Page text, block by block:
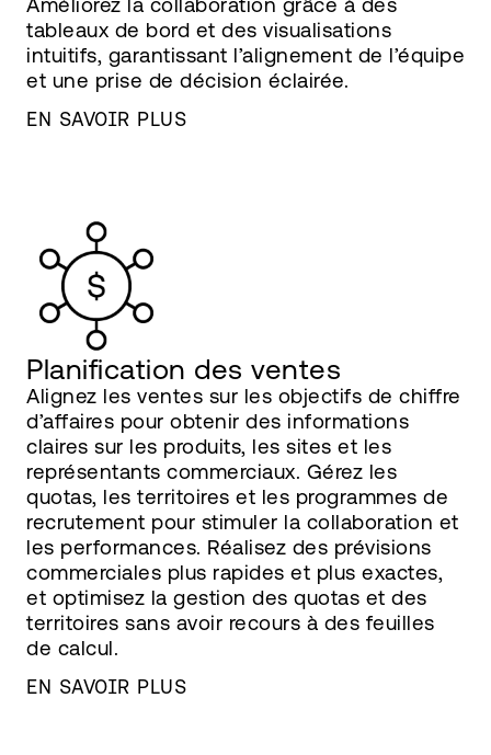
Améliorez la collaboration grâce à des
tableaux de bord et des visualisations
intuitifs, garantissant l’alignement de l’équipe
et une prise de décision éclairée.
EN SAVOIR PLUS
Planification des ventes
Alignez les ventes sur les objectifs de chiffre
d’affaires pour obtenir des informations
claires sur les produits, les sites et les
représentants commerciaux. Gérez les
quotas, les territoires et les programmes de
recrutement pour stimuler la collaboration et
les performances. Réalisez des prévisions
commerciales plus rapides et plus exactes,
et optimisez la gestion des quotas et des
territoires sans avoir recours à des feuilles
de calcul.
EN SAVOIR PLUS